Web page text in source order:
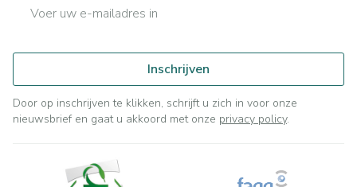
Inschrijven
Door op inschrijven te klikken, schrijft u zich in voor onze
nieuwsbrief en gaat u akkoord met onze privacy policy.